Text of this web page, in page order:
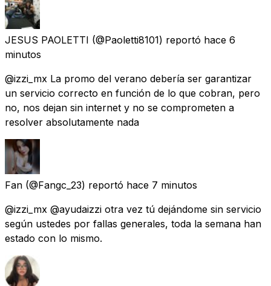
JESUS PAOLETTI (@Paoletti8101) reportó hace 6
minutos
@izzi_mx La promo del verano debería ser garantizar
un servicio correcto en función de lo que cobran, pero
no, nos dejan sin internet y no se comprometen a
resolver absolutamente nada
Fan (@Fangc_23) reportó hace 7 minutos
@izzi_mx @ayudaizzi otra vez tú dejándome sin servicio
según ustedes por fallas generales, toda la semana han
estado con lo mismo.